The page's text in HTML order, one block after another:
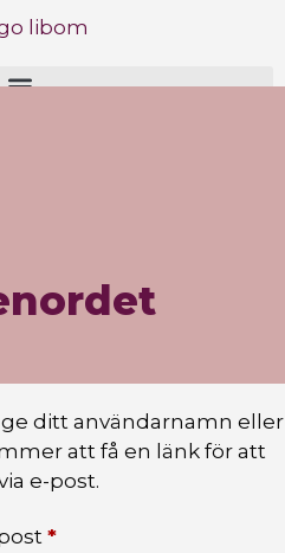
ditt användarnamn eller
att få en länk för att
e-post.
*